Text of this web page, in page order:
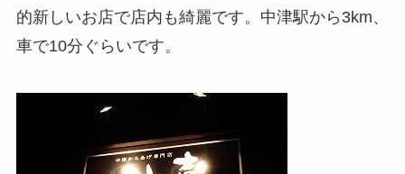
的新しいお店で店内も綺麗です。中津駅から3km、
車で10分ぐらいです。